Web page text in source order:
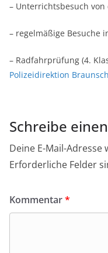
– Unterrichtsbesuch von
– regelmäßige Besuche
– Radfahrprüfung (4.
Polizeidirektion
Schreibe
Deine E-Mail-
Erforderliche Felder
Kommentar*